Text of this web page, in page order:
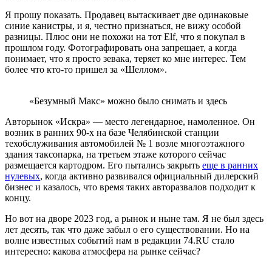
Я прошу показать. Продавец вытаскивает две одинаковые
синие канистры, и я, честно признаться, не вижу особой
разницы. Плюс они не похожи на тот Elf, что я покупал в
прошлом году. Фотографировать она запрещает, а когда
понимает, что я просто зевака, теряет ко мне интерес. Тем
более что кто-то пришел за «Шеллом».
«Безумный Макс» можно было снимать и здесь
Авторынок «Искра» — место легендарное, намоленное. Он
возник в ранних 90-х на базе Челябинской станции
техобслуживания автомобилей № 1 возле многоэтажного
здания таксопарка, на третьем этаже которого сейчас
размещается картодром. Его пытались закрыть еще в ранних
нулевых, когда активно развивался официальный дилерский
бизнес и казалось, что время таких авторазвалов подходит к
концу.
Но вот на дворе 2023 год, а рынок и ныне там. Я не был здесь
лет десять, так что даже забыл о его существовании. Но на
волне известных событий нам в редакции 74.RU стало
интересно: какова атмосфера на рынке сейчас?